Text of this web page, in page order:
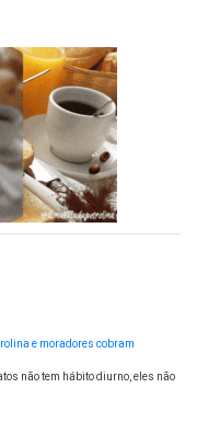
e moradores cobram
não tem hábito diurno, eles não